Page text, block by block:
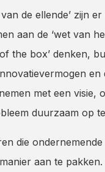
de ellende’ zijn
aan de ‘wet van
the box’ denken,
met een visie,
duurzaam op
die
aan te